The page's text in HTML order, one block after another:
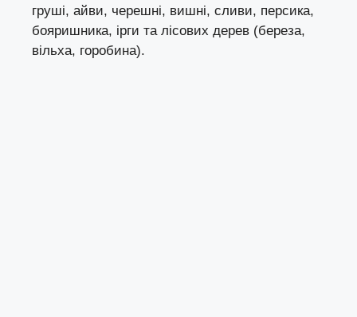
груші, айви, черешні, вишні, сливи, персика,
бояришника, ірги та лісових дерев (береза,
вільха, горобина).